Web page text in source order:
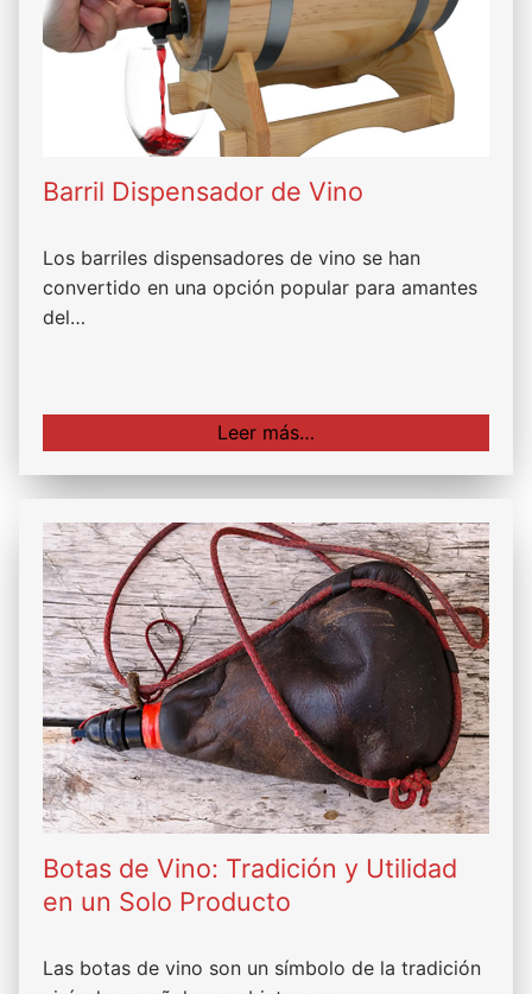
Barril Dispensador de Vino
Los barriles dispensadores de vino se han
convertido en una opción popular para amantes
del…
Leer más…
Botas de Vino: Tradición y Utilidad
en un Solo Producto
Las botas de vino son un símbolo de la tradición